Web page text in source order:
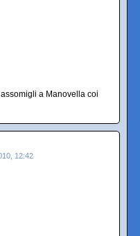
a Manovella coi
12:42